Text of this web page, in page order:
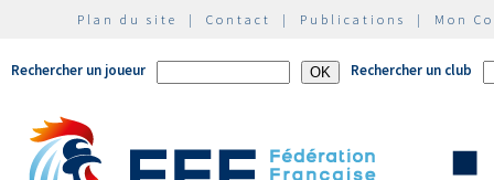
Plan du site | Contact | Publications | Mon
Rechercher un joueur Rechercher un club